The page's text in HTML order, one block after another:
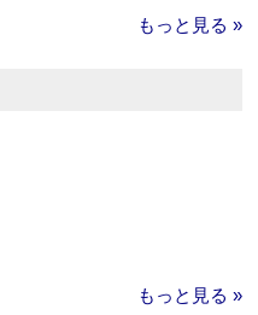
もっと見る »
もっと見る »